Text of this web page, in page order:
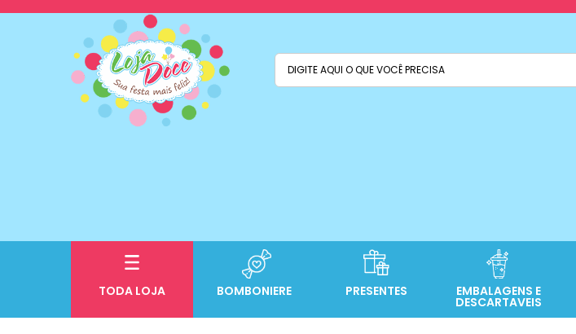
TODA LOJA BOMBONIERE PRESENTES EMBALAGENS E
DESCARTAVEIS